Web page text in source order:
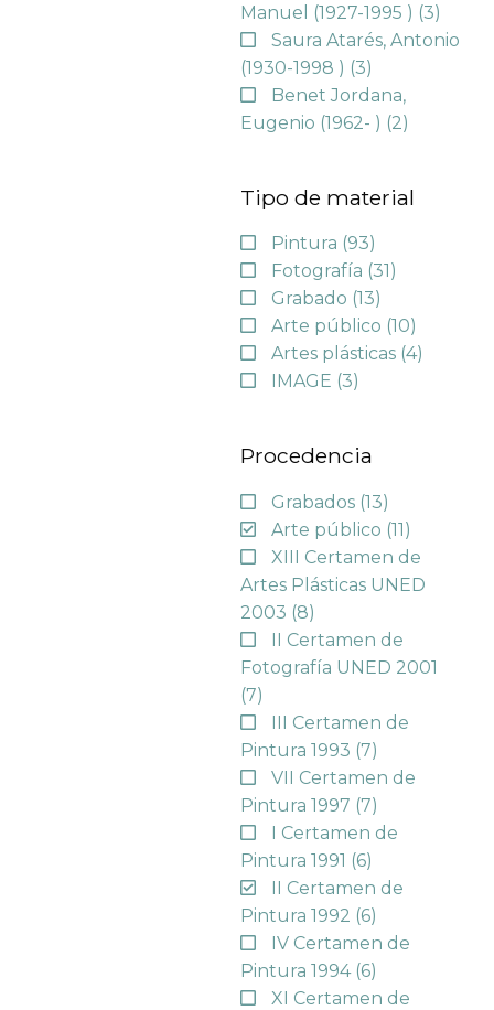
Manuel (1927-1995 ) (3)
Saura Atarés, Antonio
(1930-1998 ) (3)
Benet Jordana,
Eugenio (1962- ) (2)
Tipo de material
Pintura (93)
Fotografía (31)
Grabado (13)
Arte público (10)
Artes plásticas (4)
IMAGE (3)
Procedencia
Grabados (13)
Arte público (11)
XIII Certamen de
Artes Plásticas UNED
2003 (8)
II Certamen de
Fotografía UNED 2001
(7)
III Certamen de
Pintura 1993 (7)
VII Certamen de
Pintura 1997 (7)
I Certamen de
Pintura 1991 (6)
II Certamen de
Pintura 1992 (6)
IV Certamen de
Pintura 1994 (6)
XI Certamen de